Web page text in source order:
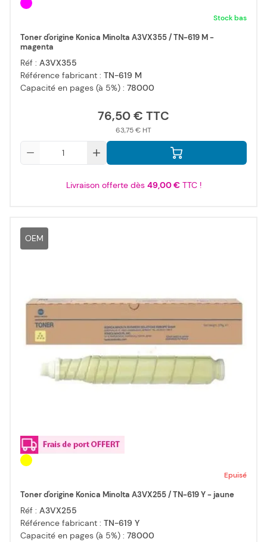
Stock bas
Toner d'origine Konica Minolta A3VX355 / TN-619 M -
magenta
Réf : A3VX355
Référence fabricant : TN-619 M
Capacité en pages (à 5%) : 78000
76,50 €
63,75 €
Livraison offerte dès 49,00 €TTC !
OEM
Epuisé
Toner d'origine Konica Minolta A3VX255 / TN-619 Y - jaune
Réf : A3VX255
Référence fabricant : TN-619 Y
Capacité en pages (à 5%) : 78000